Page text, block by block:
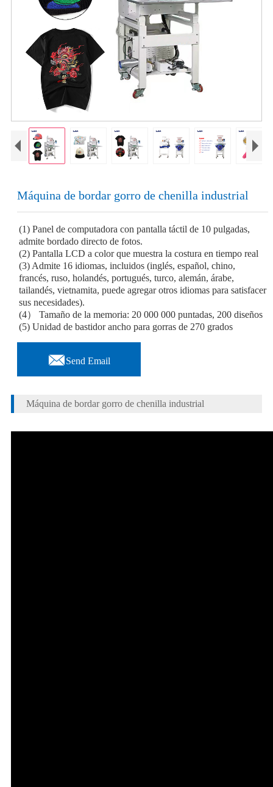
Máquina de bordar gorro de chenilla industrial
(1) Panel de computadora con pantalla táctil de 10 pulgadas,
admite bordado directo de fotos.
(2) Pantalla LCD a color que muestra la costura en tiempo real
(3) Admite 16 idiomas, incluidos (inglés, español, chino,
francés, ruso, holandés, portugués, turco, alemán, árabe,
tailandés, vietnamita, puede agregar otros idiomas para satisfacer
sus necesidades).
(4） Tamaño de la memoria: 20 000 000 puntadas, 200 diseños
(5) Unidad de bastidor ancho para gorras de 270 grados
Send Email
Máquina de bordar gorro de chenilla industrial